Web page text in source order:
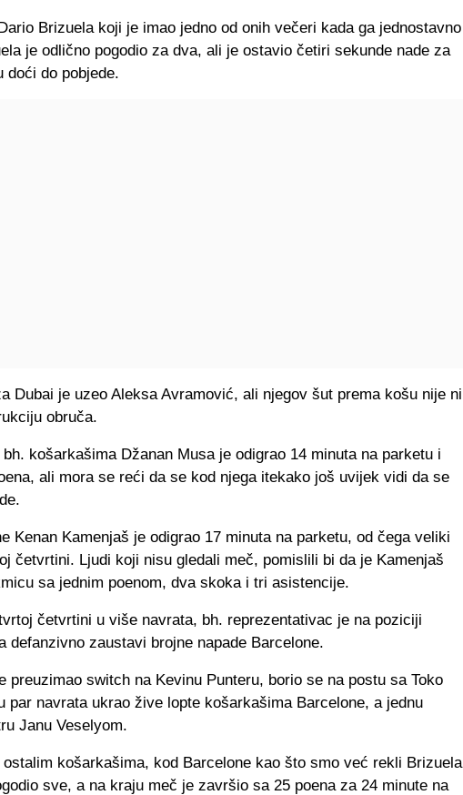
Brizuela koji je imao jedno od onih večeri kada ga jednostavno
je odlično pogodio za dva, ali je ostavio četiri sekunde nade za
doći do pobjede.
Dubai je uzeo Aleksa Avramović, ali njegov šut prema košu nije ni
obruča.
košarkašima Džanan Musa je odigrao 14 minuta na parketu i
ali mora se reći da se kod njega itekako još uvijek vidi da se
Kenan Kamenjaš je odigrao 17 minuta na parketu, od čega veliki
četvrtini. Ljudi koji nisu gledali meč, pomislili bi da je Kamenjaš
sa jednim poenom, dva skoka i tri asistencije.
četvrtini u više navrata, bh. reprezentativac je na poziciji
defanzivno zaustavi brojne napade Barcelone.
preuzimao switch na Kevinu Punteru, borio se na postu sa Toko
par navrata ukrao žive lopte košarkašima Barcelone, a jednu
Janu Veselyom.
košarkašima, kod Barcelone kao što smo već rekli Brizuela
sve, a na kraju meč je završio sa 25 poena za 24 minute na